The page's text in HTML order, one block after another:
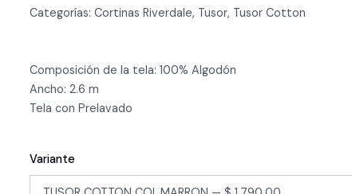
Categorías: Cortinas Riverdale, Tusor, Tusor Cotton
Composición de la tela: 100% Algodón
Ancho: 2.6 m
Tela con Prelavado
Variante